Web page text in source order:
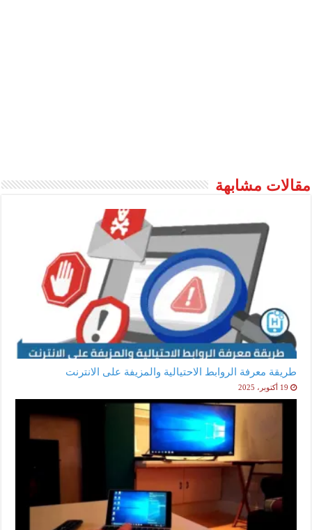
مقالات مشابهة
طريقة معرفة الروابط الاحتيالية والمزيفة على الانترنت
19 أكتوبر، 2025